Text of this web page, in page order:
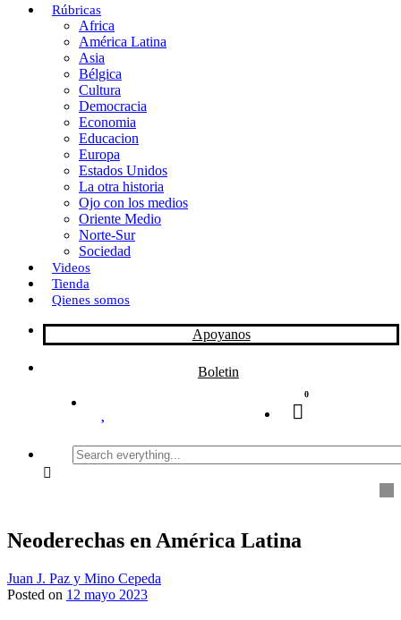
i
r
Rúbricas
Africa
América Latina
Asia
Bélgica
Cultura
Democracia
Economia
Educacion
Europa
Estados Unidos
La otra historia
Ojo con los medios
Oriente Medio
Norte-Sur
Sociedad
Videos
Tienda
Qienes somos
Apoyanos
Boletin
0
Search
everything...
Neoderechas en América Latina
Juan J. Paz y Mino Cepeda
Posted on 12 mayo 2023